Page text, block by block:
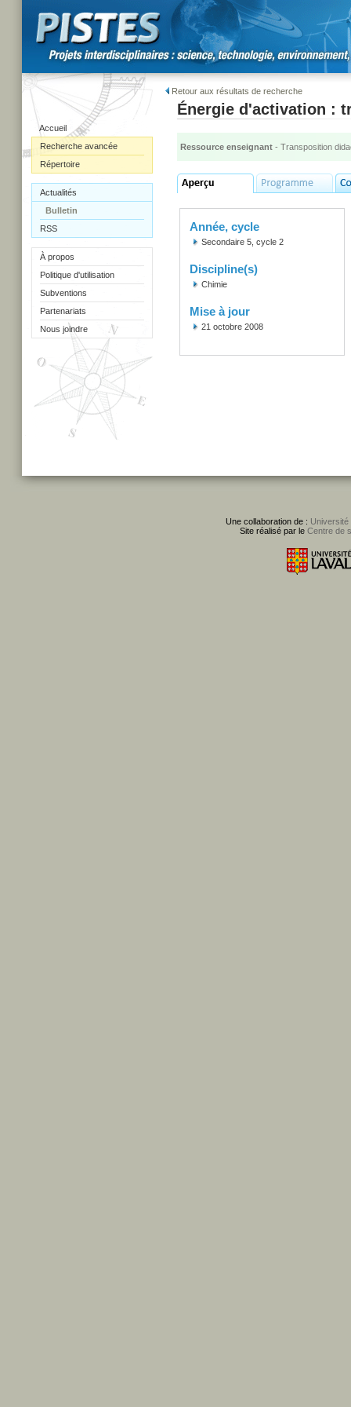
Accueil
Recherche avancée
Répertoire
Actualités
Bulletin
RSS
À propos
Politique d'utilisation
Subventions
Partenariats
Nous joindre
Retour aux résultats de recherche
Énergie d'activation :
Ressource enseignant - Transposition
Année, cycle
Secondaire 5, cycle 2
Discipline(s)
Chimie
Mise à jour
21 octobre 2008
Une collaboration de : Université
Site réalisé par le Centre de